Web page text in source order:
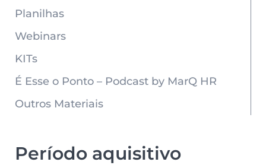
Planilhas
Webinars
KITs
É Esse o Ponto – Podcast by MarQ HR
Outros Materiais
Período aquisitivo